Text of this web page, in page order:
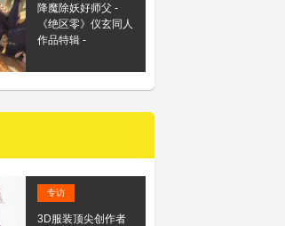
降魔除妖好师父 -
《绝区零》仪玄同人
作品特辑 -
专访
3D服装顶尖创作者